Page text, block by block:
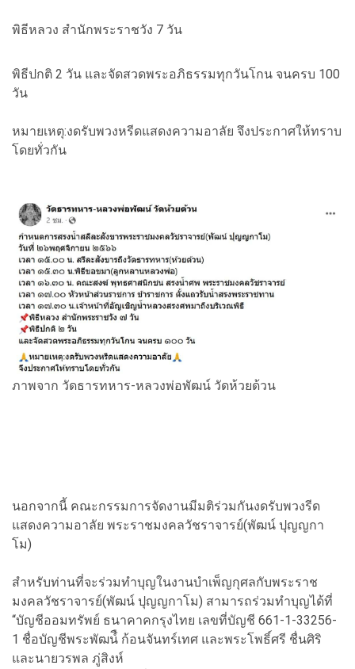
พิธีหลวง สำนักพระราชวัง 7 วัน
พิธีปกติ 2 วัน และจัดสวดพระอภิธรรมทุกวันโกน จนครบ 100
วัน
หมายเหตุ:งดรับพวงหรีดแสดงความอาลัย จึงประกาศให้ทราบ
โดยทั่วกัน
ภาพจาก วัดธารทหาร-หลวงพ่อพัฒน์ วัดห้วยด้วน
นอกจากนี้ คณะกรรมการจัดงานมีมติร่วมกันงดรับพวงรีด
แสดงความอาลัย พระราชมงคลวัชราจารย์(พัฒน์ ปุญญกา
โม)
สำหรับท่านที่จะร่วมทำบุญในงานบำเพ็ญกุศลกับพระราช
มงคลวัชราจารย์(พัฒน์ ปุญญกาโม) สามารถร่วมทำบุญได้ที่
“บัญชีออมทรัพย์ ธนาคาคกรุงไทย เลขที่บัญชี 661-1-33256-
1 ชื่อบัญชีพระพัฒน์ื ก้อนจันทร์เทศ และพระโพธิ์ศรี ชื่นศิริ
และนายวรพล ภู่สิงห์